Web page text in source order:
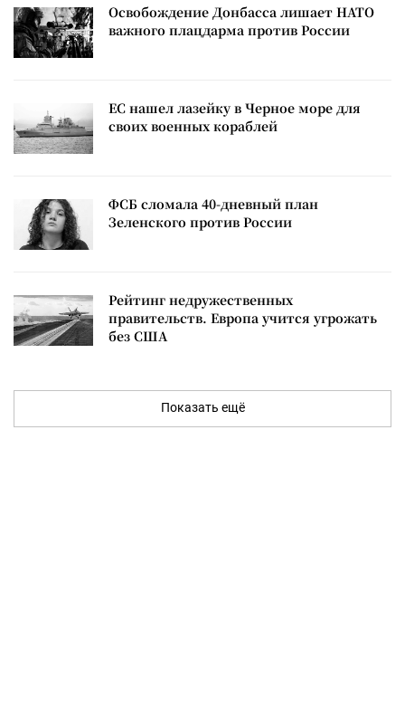
Освобождение Донбасса лишает НАТО
важного плацдарма против России
ЕС нашел лазейку в Черное море для
своих военных кораблей
ФСБ сломала 40-дневный план
Зеленского против России
Рейтинг недружественных
правительств. Европа учится угрожать
без США
Показать ещё